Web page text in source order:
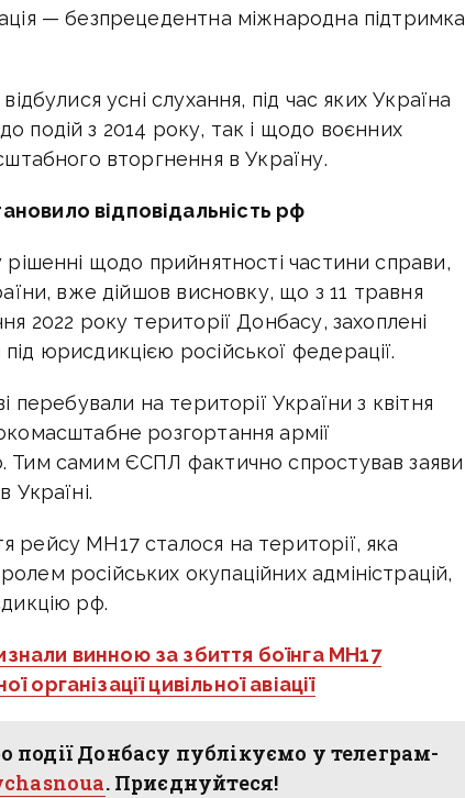
— безпрецедентна міжнародна підтримка
усні слухання, під час яких Україна
подій з 2014 року, так і щодо воєнних
вторгнення в Україну.
відповідальність рф
щодо прийнятності частини справи,
вже дійшов висновку, що з 11 травня
2022 року території Донбасу, захоплені
юрисдикцією російської федерації.
перебували на території України з квітня
розгортання армії
самим ЄСПЛ фактично спростував заяви
Україні.
MH17 сталося на території, яка
російських окупаційних адміністрацій,
рф.
винною за збиття боїнга МН17
цивільної авіації
Донбасу публікуємо у телеграм-
. Приєднуйтеся!